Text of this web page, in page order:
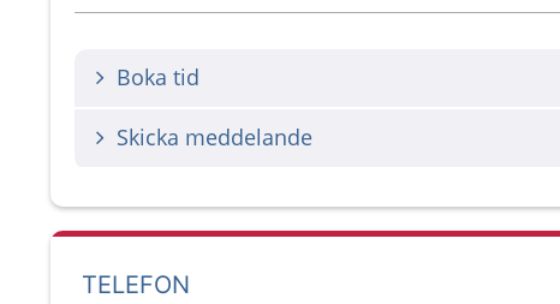
Boka tid
Skicka meddelande
TELEFON